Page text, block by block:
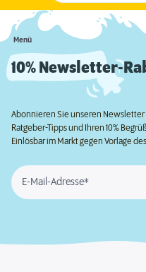
Menü
10% Newsletter-
Abonnieren Sie unseren
Ratgeber-Tipps und Ihren 10%
Einlösbar im Markt gegen Vorlage
E-Mail-Adresse*